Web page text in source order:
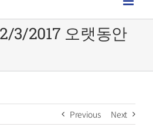
3/2017 오랫동안
Previous Next